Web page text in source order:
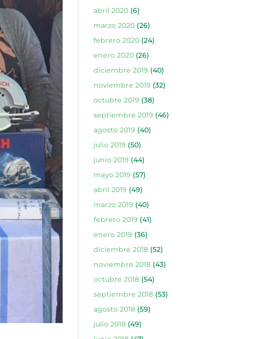
abril 2020(6)
marzo 2020(26)
febrero 2020(24)
enero 2020(26)
diciembre 2019 (40)
noviembre 2019 (32)
octubre 2019 (38)
septiembre 2019 (46)
agosto 2019 (40)
julio 2019 (50)
junio 2019 (44)
mayo 2019 (57)
abril 2019 (49)
marzo 2019 (40)
febrero 2019 (41)
enero 2019 (36)
diciembre 2018(52)
noviembre 2018(43)
octubre 2018(54)
septiembre 2018(53)
agosto 2018(59)
julio 2018(49)